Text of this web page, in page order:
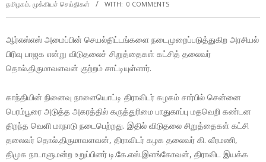
தமிழகம், முக்கியச் செய்திகள் WITH: 0 COMMENTS
ஆர்எஸ்எஸ் அமைப்பின் செயல்திட்டங்களை நடைமுறைப்படுத்துகிற அரசியல்
பிரிவு பாஜக என்று விடுதலைச் சிறுத்தைகள் கட்சித் தலைவர்
தொல்.திருமாவளவன் குற்றம் சாட்டியுள்ளார்.
காந்தியின் நினைவு நாளையொட்டி திராவிடர் கழகம் சார்பில் சென்னை
பெரம்பூரை அடுத்த அகரத்தில் கருத்துரிமை பாதுகாப்பு மதவெறி கண்டன
திறந்த வெளி மாநாடு நடைபெற்றது. இதில் விடுதலை சிறுத்தைகள் கட்சி
தலைவர் தொல்.திருமாவளவன், திராவிடர் கழக தலைவர் கி. வீரமணி,
திமுக நாடாளுமன்ற உறுப்பினர் டி.கே.எஸ்.இளங்கோவன், திராவிட இயக்க